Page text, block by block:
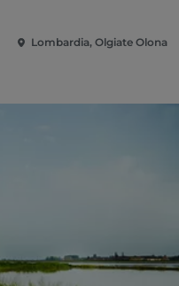
Lombardia, Olgiate Olona